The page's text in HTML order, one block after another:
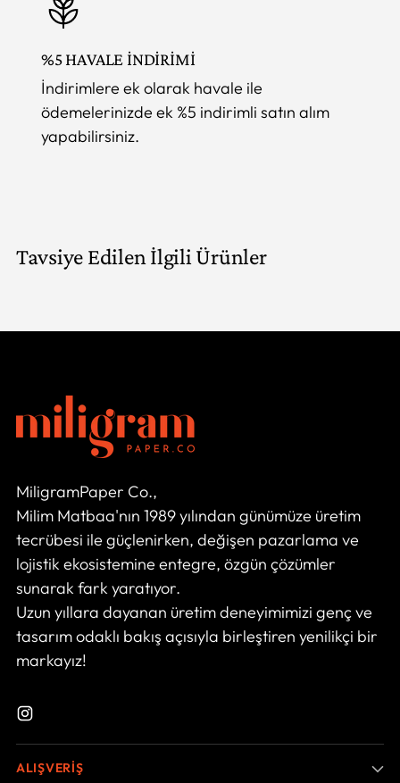
%5 HAVALE İNDİRİMİ
İndirimlere ek olarak havale ile
ödemelerinizde ek %5 indirimli satın alım
yapabilirsiniz.
Tavsiye Edilen İlgili Ürünler
MiligramPaper Co.,
Milim Matbaa'nın 1989 yılından günümüze üretim
tecrübesi ile güçlenirken, değişen pazarlama ve
lojistik ekosistemine entegre, özgün çözümler
sunarak fark yaratıyor.
Uzun yıllara dayanan üretim deneyimimizi genç ve
tasarım odaklı bakış açısıyla birleştiren yenilikçi bir
markayız!
ALIŞVERİŞ